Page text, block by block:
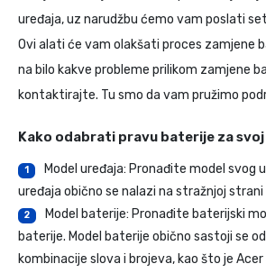
uređaja, uz narudžbu ćemo vam poslati
Ovi alati će vam olakšati proces zamjene
na bilo kakve probleme prilikom zamjene
kontaktirajte. Tu smo da vam pružimo
Kako odabrati pravu baterije za svoj
1
Model uređaja: Pronađite model svog
uređaja obično se nalazi na stražnjoj strani
2
Model baterije: Pronađite baterijski
baterije. Model baterije obično sastoji se
kombinacije slova i brojeva, kao što je Acer